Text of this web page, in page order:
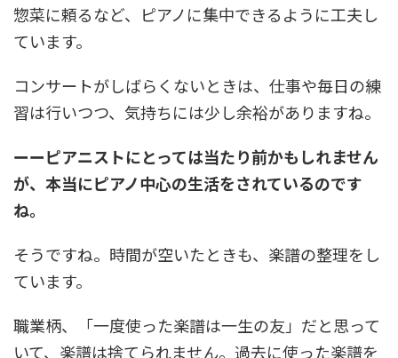
惣菜に頼るなど、ピアノに集中できるように工夫し
ています。
コンサートがしばらくないときは、仕事や毎日の練
習は行いつつ、気持ちには少し余裕がありますね。
ーーピアニストにとっては当たり前かもしれません
が、本当にピアノ中心の生活をされているのです
ね。
そうですね。時間が空いたときも、楽譜の整理をし
ています。
職業柄、「一度使った楽譜は一生の友」だと思って
いて、楽譜は捨てられません。過去に使った楽譜を